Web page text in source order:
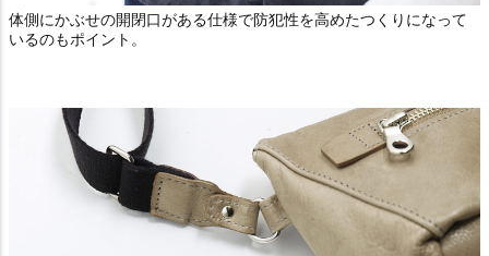
体側にかぶせの開閉口がある仕様で防犯性を高めたつくりになって
いるのもポイント。